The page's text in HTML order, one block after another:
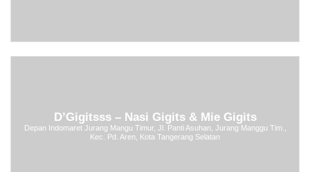
D’Gigitsss – Nasi Gigits & Mie Gigits
Depan Indomaret Jurang Mangu Timur, Jl. Panti Asuhan, Jurang Manggu Tim.,
Kec. Pd. Aren, Kota Tangerang Selatan